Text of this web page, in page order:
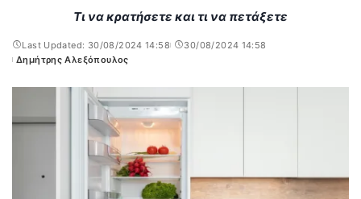
Τι να κρατήσετε και τι να πετάξετε
Last Updated: 30/08/2024 14:58
30/08/2024 14:58
Posted
Δημήτρης Αλεξόπουλος